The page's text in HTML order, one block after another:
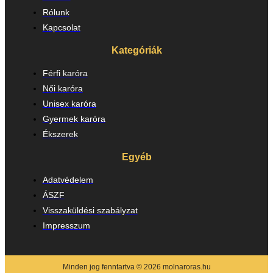
Rólunk
Kapcsolat
Kategóriák
Férfi karóra
Női karóra
Unisex karóra
Gyermek karóra
Ékszerek
Egyéb
Adatvédelem
ÁSZF
Visszaküldési szabályzat
Impresszum
Minden jog fenntartva © 2026 molnaroras.hu